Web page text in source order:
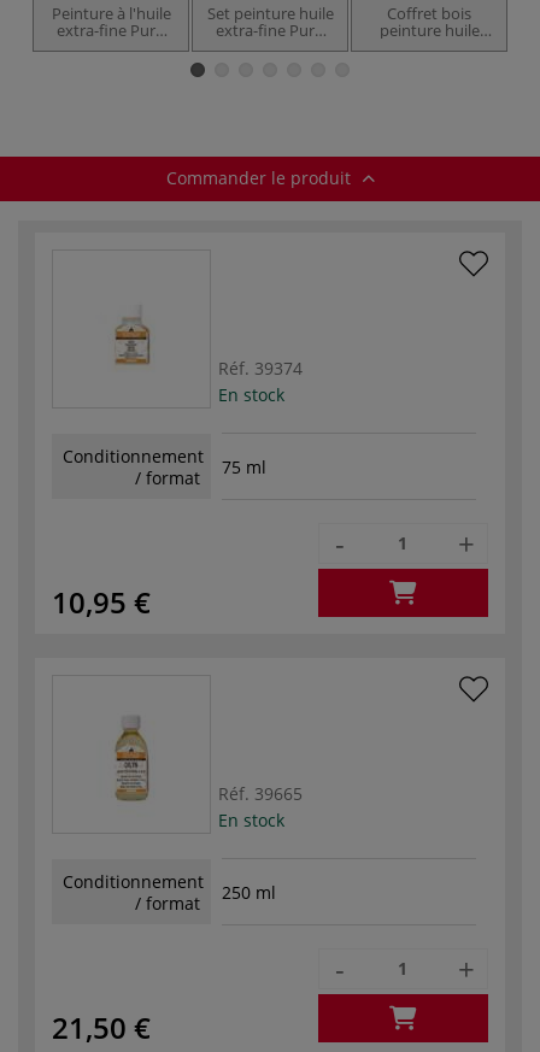
Peinture à l'huile
extra-fine Puro
Maimeri
Set peinture huile
extra-fine Puro
Maimeri
Coffret bois
peinture huile
extra-fine Puro
Commander le produit
Réf. 39374
En stock
Conditionnement
/ format
75 ml
10,95 €
- +
Réf. 39665
En stock
Conditionnement
/ format
250 ml
21,50 €
- +